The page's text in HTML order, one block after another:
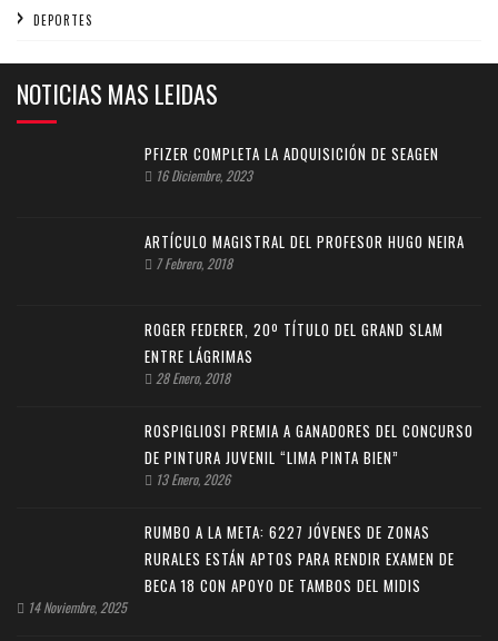
DEPORTES
NOTICIAS MAS LEIDAS
PFIZER COMPLETA LA ADQUISICIÓN DE SEAGEN
16 Diciembre, 2023
ARTÍCULO MAGISTRAL DEL PROFESOR HUGO NEIRA
7 Febrero, 2018
ROGER FEDERER, 20º TÍTULO DEL GRAND SLAM
ENTRE LÁGRIMAS
28 Enero, 2018
ROSPIGLIOSI PREMIA A GANADORES DEL CONCURSO
DE PINTURA JUVENIL “LIMA PINTA BIEN”
13 Enero, 2026
RUMBO A LA META: 6227 JÓVENES DE ZONAS
RURALES ESTÁN APTOS PARA RENDIR EXAMEN DE
BECA 18 CON APOYO DE TAMBOS DEL MIDIS
14 Noviembre, 2025